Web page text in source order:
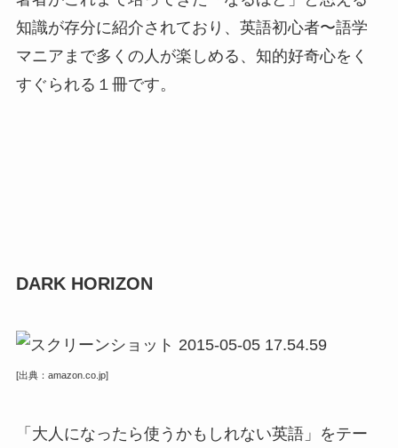
知識が存分に紹介されており、英語初心者〜語学
マニアまで多くの人が楽しめる、知的好奇心をく
すぐられる１冊です。
DARK HORIZON
[出典：amazon.co.jp]
「大人になったら使うかもしれない英語」をテー